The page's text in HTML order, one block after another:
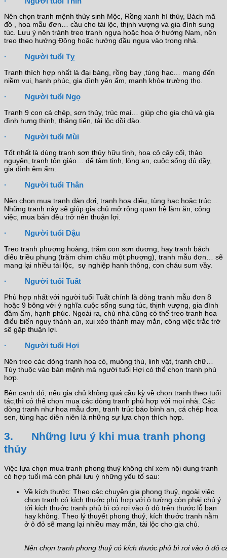
Nên chọn tranh mệnh thủy sinh Mộc, Rồng xanh hí thủy, Bách mã
đồ , hoa mẫu đơn… cầu cho tài lộc, thịnh vượng và gia đình sung
túc. Lưu ý nên tránh treo tranh ngựa hoặc hoa ở hướng Nam, nên
treo theo hướng Đông hoặc hướng đầu ngựa vào trong nhà.
· Người tuổi Tỵ
Tranh thích hợp nhất là đại bàng, rồng bay ,tùng hạc… mang đến
niềm vui, hạnh phúc, gia đình yên ấm, mạnh khỏe trường thọ.
· Người tuổi Ngọ
Tranh 9 con cá chép, sơn thủy, trúc mai… giúp cho gia chủ và gia
đình hưng thịnh, thăng tiến, tài lộc dồi dào.
· Người tuổi Mùi
Tốt nhất là dùng tranh sơn thủy hữu tình, hoa cỏ cây cối, thảo
nguyên, tranh tôn giáo… để tâm tịnh, lòng an, cuộc sống đủ đầy,
gia đình êm ấm.
· Người tuổi Thân
Nên chọn mua tranh đàn dơi, tranh hoa điểu, tùng hạc hoặc trúc…
Những tranh này sẽ giúp gia chủ mở rộng quan hệ làm ăn, công
việc, mua bán đều trở nên thuận lợi.
· Người tuổi Dậu
Treo tranh phượng hoàng, trăm con sơn dương, hay tranh bách
điểu triều phụng (trăm chim chầu một phượng), tranh mẫu đơn… sẽ
mang lại nhiều tài lộc, sự nghiệp hanh thông, con cháu sum vầy.
· Người tuổi Tuất
Phù hợp nhất với người tuổi Tuất chính là dòng tranh mẫu đơn 8
hoặc 9 bông với ý nghĩa cuộc sống sung túc, thịnh vượng, gia đình
đầm ấm, hạnh phúc. Ngoài ra, chủ nhà cũng có thể treo tranh hoa
điểu biến nguy thành an, xui xẻo thành may mắn, công việc trắc trở
sẽ gặp thuận lợi.
· Người tuổi Hợi
Nên treo các dòng tranh hoa cỏ, muông thú, linh vật, tranh chữ…
Tùy thuộc vào bản mệnh mà người tuổi Hợi có thể chọn tranh phù
hợp.
Bên cạnh đó, nếu gia chủ không quá cầu kỳ về chọn tranh theo tuổi
tác,thì có thể chọn mua các dòng tranh phù hợp với mọi nhà. Các
dòng tranh như hoa mẫu đơn, tranh trúc báo bình an, cá chép hoa
sen, tùng hạc diên niên là những sự lựa chọn thích hợp.
3. Những lưu ý khi mua tranh phong
thủy
Việc lựa chọn mua tranh phong thuỷ không chỉ xem nội dung tranh
có hợp tuổi mà còn phải lưu ý những yếu tố sau:
Về kích thước: Theo các chuyên gia phong thuỷ, ngoài việc
chọn tranh có kích thước phù hợp với ô tường còn phải chú ý
tới kích thước tranh phủ bì có rơi vào ô đỏ trên thước lỗ ban
hay không. Theo lý thuyết phong thuỷ, kích thước tranh nằm
ở ô đỏ sẽ mang lại nhiều may mắn, tài lộc cho gia chủ.
Nên chọn tranh phong thuỷ có kích thước phủ bì rơi vào ô đỏ